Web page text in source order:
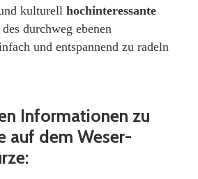
kulturell hochinteressante
durchweg ebenen
und entspannend zu radeln
Informationen zu
auf dem Weser-